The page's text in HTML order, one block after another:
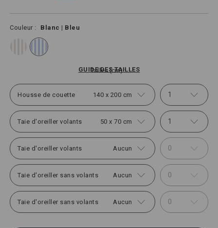
Couleur Blanc | Bleu
Tailles (cm)
GUIDE DES TAILLES
Housse de couette 140 x 200 cm 1
Taie d'oreiller volants 50 x 70 cm 1
Taie d'oreiller volants Aucun 0
Taie d'oreiller sans volants Aucun 0
Taie d'oreiller sans volants Aucun 0